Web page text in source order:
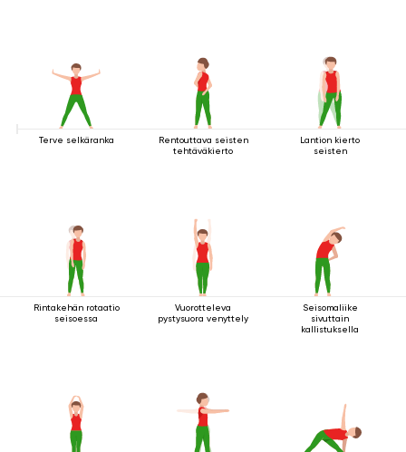
Terve selkäranka
Rentouttava seisten
tehtäväkierto
Lantion kierto
seisten
Rintakehän rotaatio
seisoessa
Vuorotteleva
pystysuora venyttely
Seisomaliike
sivuttain
kallistuksella